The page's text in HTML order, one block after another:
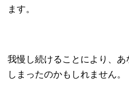
ます。
我慢し続けることにより、
しまったのかもしれません。